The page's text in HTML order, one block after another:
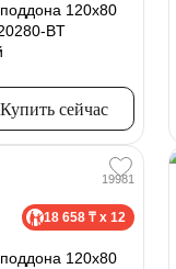
120х80
BT
Купить сейчас
19981
18 658 ₸ x 12
120х80